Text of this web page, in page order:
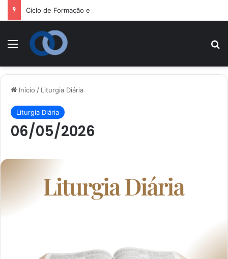
Ciclo de Formação em Cultura Vocacional e Acompanhamento
Menu
Início / Liturgia Diária
Liturgia Diária
06/05/2026